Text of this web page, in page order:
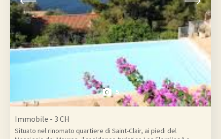
5
Immobile - 3 CH
Situato nel rinomato quartiere di Saint-Clair, ai piedi del